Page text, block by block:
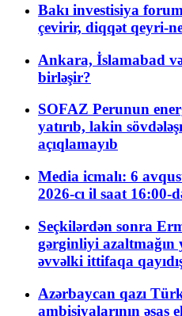
Bakı investisiya
çevirir, diqqət qeyri-
Ankara, İslamabad
birləşir?
SOFAZ Perunun
yatırıb, lakin
açıqlamayıb
Media icmalı: 6
2026-cı il saat 16:00-
Seçkilərdən sonra
gərginliyi azaltmağın
əvvəlki ittifaqa
Azərbaycan qazı
ambisiyalarının əsas